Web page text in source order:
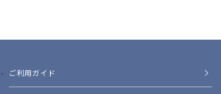
ご利用ガイド